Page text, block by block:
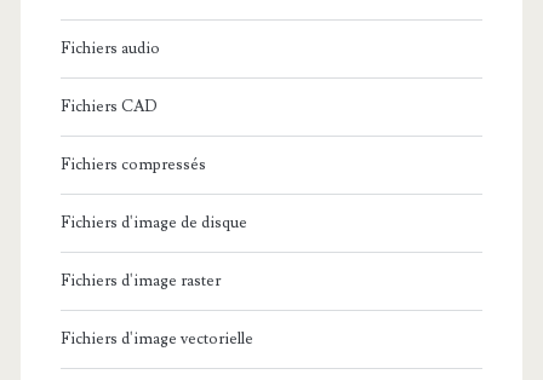
Fichiers audio
Fichiers CAD
Fichiers compressés
Fichiers d'image de disque
Fichiers d'image raster
Fichiers d'image vectorielle